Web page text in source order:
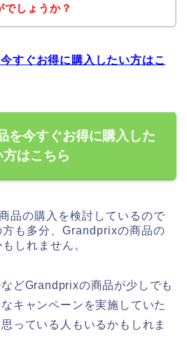
でしょうか？
すぐお得に購入したい方はこ
を今すぐお得に購入した
方はこちら
品の購入を検討しているので
も多分、Grandprixの商品の
しれません。
どGrandprixの商品が少しでも
キャンペーンを実施していた
っている人もいるかもしれま